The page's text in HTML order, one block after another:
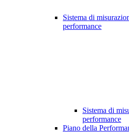
Sistema di
performance
Sistema di
performance
Piano della